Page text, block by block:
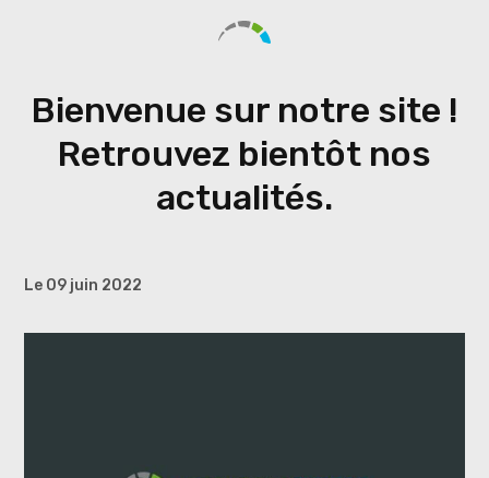
Bienvenue sur notre site !
Retrouvez bientôt nos
actualités.
Le 09 juin 2022